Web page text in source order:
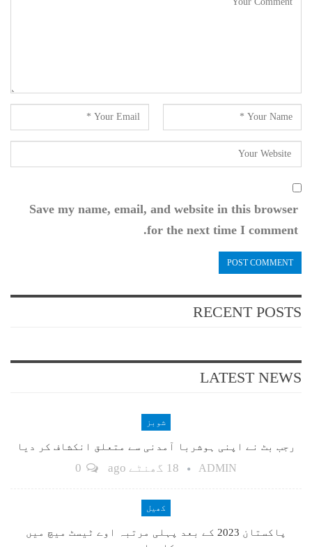
Save my name, email, and website in this browser
for the next time I comment.
RECENT POSTS
LATEST NEWS
شوبز
رجب بٹ نے اپنی ہوشربا آمدنی سے متعلق انکشاف کر دیا
ADMIN 18 گھنٹے ago
کھیل
پاکستان 2023 کے بعد پہلی مرتبہ اوے ٹیسٹ میچ میں